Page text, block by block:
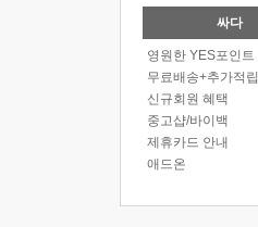
싸다
영원한 YES포인트
무료배송+추가적립
신규회원 혜택
중고샵/바이백
제휴카드 안내
애드온